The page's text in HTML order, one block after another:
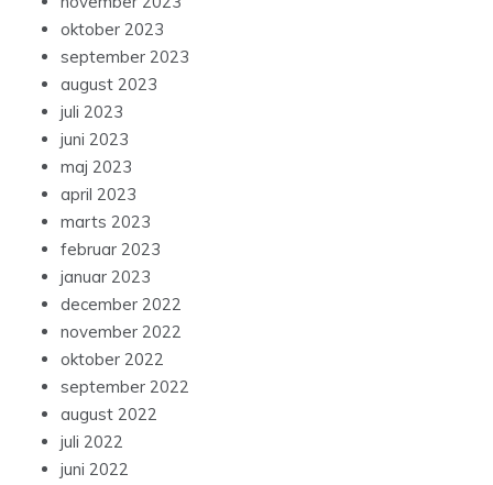
oktober 2023
september 2023
august 2023
juli 2023
juni 2023
maj 2023
april 2023
marts 2023
februar 2023
januar 2023
december 2022
november 2022
oktober 2022
september 2022
august 2022
juli 2022
juni 2022